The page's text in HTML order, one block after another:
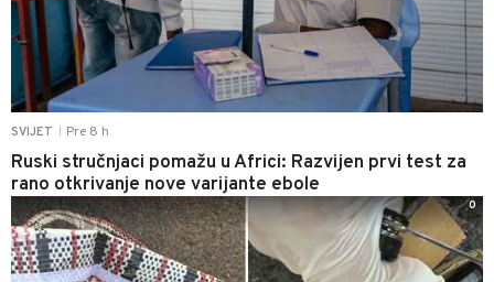
SVIJET Pre 8 h
Ruski stručnjaci pomažu u Africi: Razvijen prvi test za
rano otkrivanje nove varijante ebole
0